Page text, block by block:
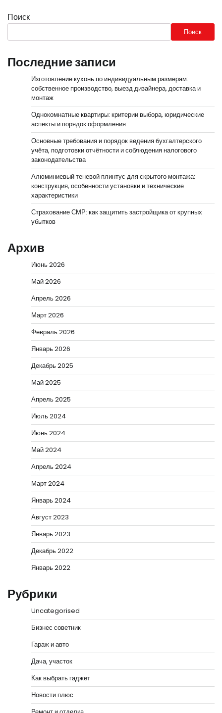
Поиск
Поиск
Последние записи
Изготовление кухонь по индивидуальным размерам:
собственное производство, выезд дизайнера, доставка и
монтаж
Однокомнатные квартиры: критерии выбора, юридические
аспекты и порядок оформления
Основные требования и порядок ведения бухгалтерского
учёта, подготовки отчётности и соблюдения налогового
законодательства
Алюминиевый теневой плинтус для скрытого монтажа:
конструкция, особенности установки и технические
характеристики
Страхование СМР: как защитить застройщика от крупных
убытков
Архив
Июнь 2026
Май 2026
Апрель 2026
Март 2026
Февраль 2026
Январь 2026
Декабрь 2025
Май 2025
Апрель 2025
Июль 2024
Июнь 2024
Май 2024
Апрель 2024
Март 2024
Январь 2024
Август 2023
Январь 2023
Декабрь 2022
Январь 2022
Рубрики
Uncategorised
Бизнес советник
Гараж и авто
Дача, участок
Как выбрать гаджет
Новости плюс